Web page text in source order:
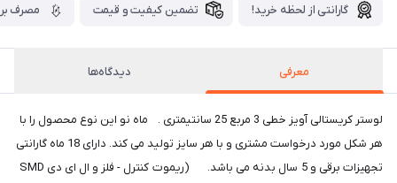
گارانتی از لحظه خرید! تضمین کیفیت و قیمت مصرف
معرفی دیدگاه‌ها
لوستر کریستالی آویز خطی 3 مربع 25 سانتیمتری . ماه نو این نوع محصول را با
هر شکل مورد درخواست مشتری و با هر سایز تولید می کند. دارای 18 ماه گارانتی
تجهیزات برقی و 5 سال بدنه می باشد. (ریموت کنترل - فلز و ال ای دی SMD